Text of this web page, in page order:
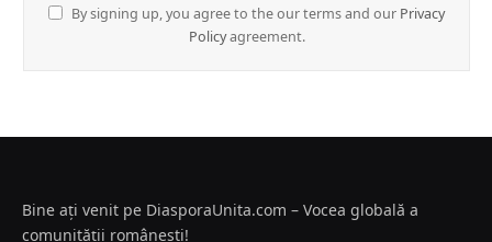
By signing up, you agree to the our terms and our Privacy
Policyagreement.
Bine ați venit pe DiasporaUnita.com – Vocea globală a
comunității românești!